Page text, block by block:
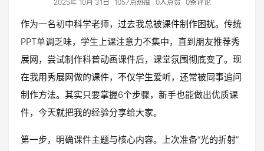
2025年 10月 31日 1057点热度 0人点赞 0条评论
作为一名初中科学老师，过去我总被课件制作困扰。传统
PPT单调乏味，学生上课注意力不集中，直到朋友推荐秀
展网，尝试制作科普动画课件后，课堂氛围彻底变了。现
在我用秀展网做的课件，不仅学生爱听，还常被同事追问
制作方法。其实只要掌握6个步骤，新手也能做出优质课
件，今天就把我的经验分享给大家。
第一步，明确课件主题与核心内容。上次准备“光的折射”